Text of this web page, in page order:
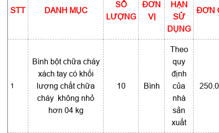
STT DANH MỤC
SỐ
LƯỢNG
ĐƠN
VỊ
HẠN
SỬ
DỤNG
ĐƠN
1
Bình bột chữa cháy
xách tay có khối
lượng chất chữa
cháy không nhỏ
hơn 04 kg
10 Bình
Theo
quy
định
của
nhà
sản
xuất